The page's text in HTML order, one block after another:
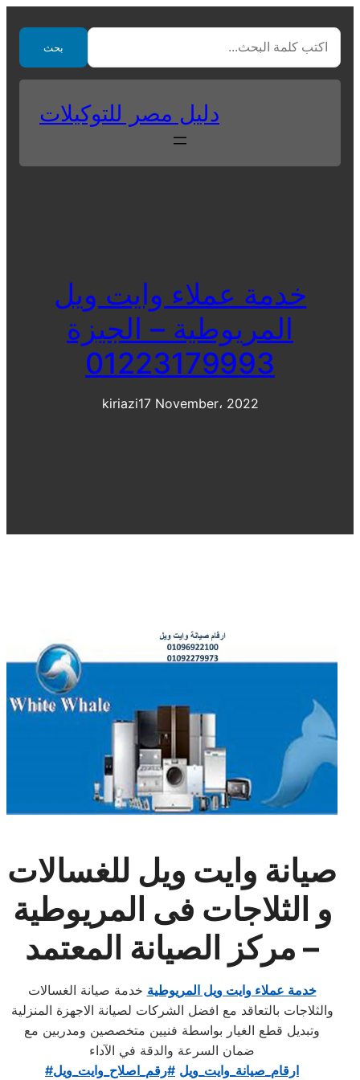
contentبحث
دليل مصر للتوكيلات
خدمة عملاء وايت ويل
المريوطية – الجيزة
01223179993
kiriazi17 November، 2022
صيانة وايت ويل للغسالات
و الثلاجات فى المريوطية
– مركز الصيانة المعتمد
خدمة عملاء وايت ويل المريوطية خدمة صيانة الغسالات
والثلاجات بالتعاقد مع افضل الشركات لصيانة الاجهزة المنزلية
وتبديل قطع الغيار بواسطة فنيين متخصصين ومدربين مع
ضمان السرعة والدقة في الآداء
#ارقام_صيانة_وايت_ويل #رقم_اصلاح_وايت_ويل